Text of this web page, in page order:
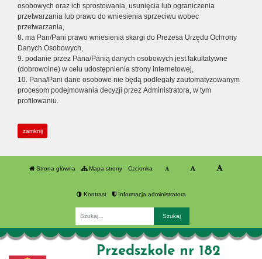
osobowych oraz ich sprostowania, usunięcia lub ograniczenia
przetwarzania lub prawo do wniesienia sprzeciwu wobec
przetwarzania,
8. ma Pan/Pani prawo wniesienia skargi do Prezesa Urzędu Ochrony
Danych Osobowych,
9. podanie przez Pana/Panią danych osobowych jest fakultatywne
(dobrowolne) w celu udostępnienia strony internetowej,
10. Pana/Pani dane osobowe nie będą podlegały zautomatyzowanym
procesom podejmowania decyzji przez Administratora, w tym
profilowaniu.
zamknij
Strona główna Mapa strony Czcionka
Kontrast Informacja administratora
Przedszkole nr 182